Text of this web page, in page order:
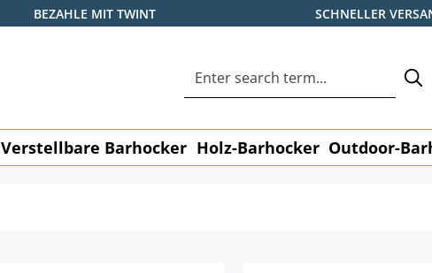
BEZAHLE MIT TWINT SCHNELLER
Verstellbare Barhocker Holz-Barhocker Outdoor-